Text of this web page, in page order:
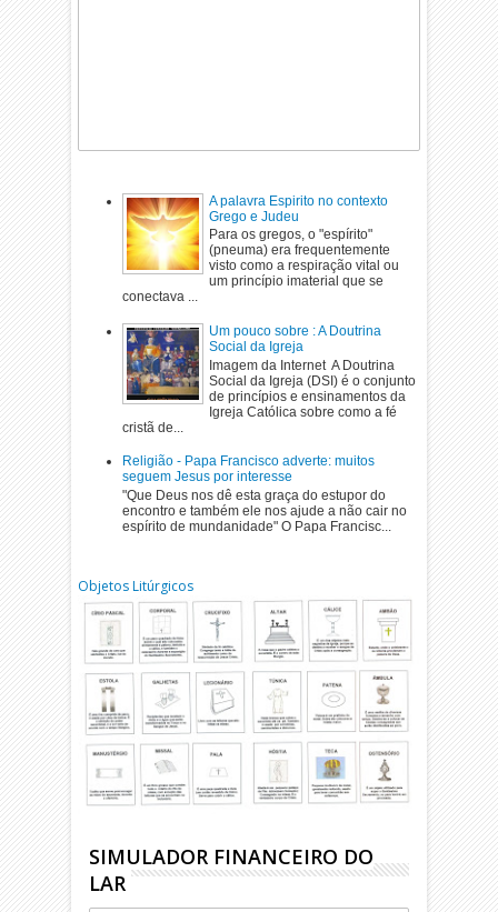
A palavra Espirito no contexto
Grego e Judeu
Para os gregos, o "espírito"
(pneuma) era frequentemente
visto como a respiração vital ou
um princípio imaterial que se
conectava ...
Um pouco sobre : A Doutrina
Social da Igreja
Imagem da Internet A Doutrina
Social da Igreja (DSI) é o conjunto
de princípios e ensinamentos da
Igreja Católica sobre como a fé
cristã de...
Religião - Papa Francisco adverte: muitos
seguem Jesus por interesse
"Que Deus nos dê esta graça do estupor do
encontro e também ele nos ajude a não cair no
espírito de mundanidade" O Papa Francisc...
Objetos Litúrgicos
SIMULADOR FINANCEIRO DO
LAR